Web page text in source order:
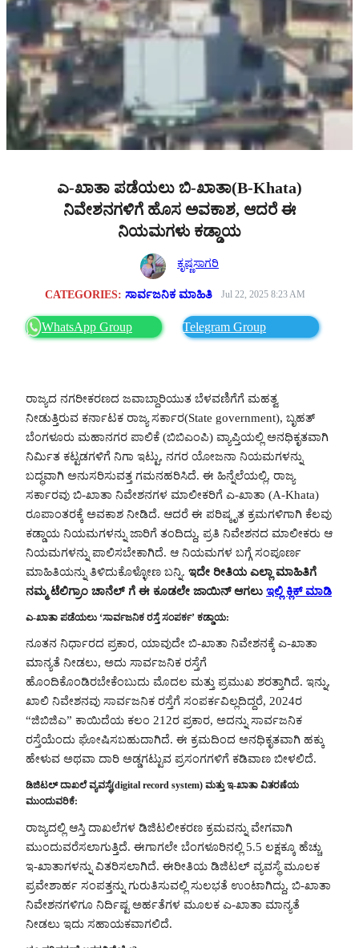
ಎ-ಖಾತಾ ಪಡೆಯಲು ಬಿ-ಖಾತಾ(B-Khata)
ನಿವೇಶನಗಳಿಗೆ ಹೊಸ ಅವಕಾಶ, ಆದರೆ ಈ
ನಿಯಮಗಳು ಕಡ್ಡಾಯ
ಕೃಷ್ಣಸಾಗರಿ
CATEGORIES:ಸಾರ್ವಜನಿಕ ಮಾಹಿತಿ Jul 22, 2025 8:23 AM
WhatsApp Group Telegram Group
ರಾಜ್ಯದ ನಗರೀಕರಣದ ಜವಾಬ್ದಾರಿಯುತ ಬೆಳವಣಿಗೆಗೆ ಮಹತ್ವ
ನೀಡುತ್ತಿರುವ ಕರ್ನಾಟಕ ರಾಜ್ಯ ಸರ್ಕಾರ(State government), ಬೃಹತ್
ಬೆಂಗಳೂರು ಮಹಾನಗರ ಪಾಲಿಕೆ (ಬಿಬಿಎಂಪಿ) ವ್ಯಾಪ್ತಿಯಲ್ಲಿ ಅನಧಿಕೃತವಾಗಿ
ನಿರ್ಮಿತ ಕಟ್ಟಡಗಳಿಗೆ ನಿಗಾ ಇಟ್ಟು, ನಗರ ಯೋಜನಾ ನಿಯಮಗಳನ್ನು
ಬದ್ಧವಾಗಿ ಅನುಸರಿಸುವತ್ತ ಗಮನಹರಿಸಿದೆ. ಈ ಹಿನ್ನೆಲೆಯಲ್ಲಿ, ರಾಜ್ಯ
ಸರ್ಕಾರವು ಬಿ-ಖಾತಾ ನಿವೇಶನಗಳ ಮಾಲೀಕರಿಗೆ ಎ-ಖಾತಾ (A-Khata)
ರೂಪಾಂತರಕ್ಕೆ ಅವಕಾಶ ನೀಡಿದೆ. ಆದರೆ ಈ ಪರಿಷ್ಕೃತ ಕ್ರಮಗಳಿಗಾಗಿ ಕೆಲವು
ಕಡ್ಡಾಯ ನಿಯಮಗಳನ್ನು ಜಾರಿಗೆ ತಂದಿದ್ದು, ಪ್ರತಿ ನಿವೇಶನದ ಮಾಲೀಕರು ಆ
ನಿಯಮಗಳನ್ನು ಪಾಲಿಸಬೇಕಾಗಿದೆ. ಆ ನಿಯಮಗಳ ಬಗ್ಗೆ ಸಂಪೂರ್ಣ
ಮಾಹಿತಿಯನ್ನು ತಿಳಿದುಕೊಳ್ಳೋಣ ಬನ್ನಿ. ಇದೇ ರೀತಿಯ ಎಲ್ಲಾ ಮಾಹಿತಿಗೆ
ನಮ್ಮ ಟೆಲಿಗ್ರಾಂ ಚಾನೆಲ್ ಗೆ ಈ ಕೂಡಲೇ ಜಾಯಿನ್ ಆಗಲು ಇಲ್ಲಿ ಕ್ಲಿಕ್ ಮಾಡಿ
ಎ-ಖಾತಾ ಪಡೆಯಲು ‘ಸಾರ್ವಜನಿಕ ರಸ್ತೆ ಸಂಪರ್ಕ’ ಕಡ್ಡಾಯ:
ನೂತನ ನಿರ್ಧಾರದ ಪ್ರಕಾರ, ಯಾವುದೇ ಬಿ-ಖಾತಾ ನಿವೇಶನಕ್ಕೆ ಎ-ಖಾತಾ
ಮಾನ್ಯತೆ ನೀಡಲು, ಅದು ಸಾರ್ವಜನಿಕ ರಸ್ತೆಗೆ
ಹೊಂದಿಕೊಂಡಿರಬೇಕೆಂಬುದು ಮೊದಲ ಮತ್ತು ಪ್ರಮುಖ ಶರತ್ತಾಗಿದೆ. ಇನ್ನು,
ಖಾಲಿ ನಿವೇಶನವು ಸಾರ್ವಜನಿಕ ರಸ್ತೆಗೆ ಸಂಪರ್ಕವಿಲ್ಲದಿದ್ದರೆ, 2024ರ
“ಜಿಬಿಜಿಎ” ಕಾಯಿದೆಯ ಕಲಂ 212ರ ಪ್ರಕಾರ, ಅದನ್ನು ಸಾರ್ವಜನಿಕ
ರಸ್ತೆಯೆಂದು ಘೋಷಿಸಬಹುದಾಗಿದೆ. ಈ ಕ್ರಮದಿಂದ ಅನಧಿಕೃತವಾಗಿ ಹಕ್ಕು
ಹೇಳುವ ಅಥವಾ ದಾರಿ ಅಡ್ಡಗಟ್ಟುವ ಪ್ರಸಂಗಗಳಿಗೆ ಕಡಿವಾಣ ಬೀಳಲಿದೆ.
ಡಿಜಿಟಲ್ ದಾಖಲೆ ವ್ಯವಸ್ಥೆ(digital record system) ಮತ್ತು ಇ-ಖಾತಾ ವಿತರಣೆಯ
ಮುಂದುವರಿಕೆ:
ರಾಜ್ಯದಲ್ಲಿ ಆಸ್ತಿ ದಾಖಲೆಗಳ ಡಿಜಿಟಲೀಕರಣ ಕ್ರಮವನ್ನು ವೇಗವಾಗಿ
ಮುಂದುವರೆಸಲಾಗುತ್ತಿದೆ. ಈಗಾಗಲೇ ಬೆಂಗಳೂರಿನಲ್ಲಿ 5.5 ಲಕ್ಷಕ್ಕೂ ಹೆಚ್ಚು
ಇ-ಖಾತಾಗಳನ್ನು ವಿತರಿಸಲಾಗಿದೆ. ಈರೀತಿಯ ಡಿಜಿಟಲ್ ವ್ಯವಸ್ಥೆ ಮೂಲಕ
ಪ್ರವೇಶಾರ್ಹ ಸಂಪತ್ತನ್ನು ಗುರುತಿಸುವಲ್ಲಿ ಸುಲಭತೆ ಉಂಟಾಗಿದ್ದು, ಬಿ-ಖಾತಾ
ನಿವೇಶನಗಳಿಗೂ ನಿರ್ದಿಷ್ಟ ಅರ್ಹತೆಗಳ ಮೂಲಕ ಎ-ಖಾತಾ ಮಾನ್ಯತೆ
ನೀಡಲು ಇದು ಸಹಾಯಕವಾಗಲಿದೆ.